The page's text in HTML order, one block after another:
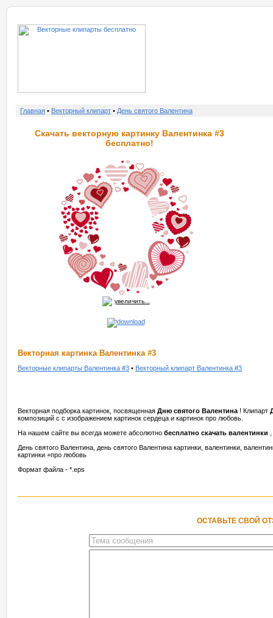
Главная • Векторный клипарт • День святого Валентина
Скачать векторную картинку Валентинка #3
бесплатно!
увеличить...
Векторная картинка Валентинка #3
Векторные клипарты Валентинка #3 • Векторный клипарт Валентинка #3
Векторная подборка картинок, посвященная Дню святого Валентина ! Клипарт
композиций с с изображением картинок сердеца и картинок про любовь.
На нашем сайте вы всегда можете абсолютно бесплатно скачать валентинки
День святого Валентина, день святого Валентина картинки, валентинки,
картинки +про любовь
Формат файла - *.eps
ОСТАВЬТЕ СВОЙ